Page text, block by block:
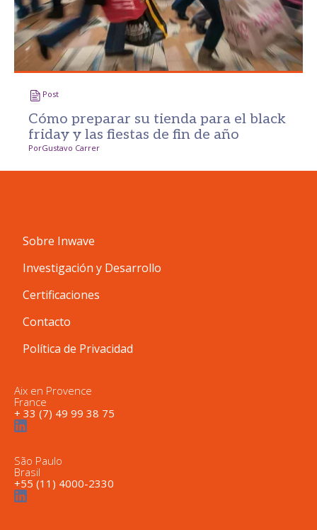
Post
Cómo preparar su tienda para el black
friday y las fiestas de fin de año
PorGustavo Carrer
Sobre Inwave
Investigación y Desarrollo
Certificaciones
Contacto
Política de Privacidad
Aix en Provence
France
+ 33 (7) 49 99 38 75
São Paulo
Brasil
+55 (11) 4000-2330